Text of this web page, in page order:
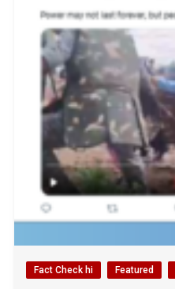
Fact Check hi Featured